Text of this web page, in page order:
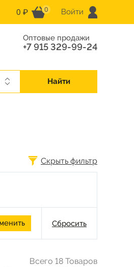
0 ₽ 0 Войти
Оптовые продажи
+7 915 329-99-24
Найти
Скрыть фильтр
Сбросить
Всего 18 Товаров